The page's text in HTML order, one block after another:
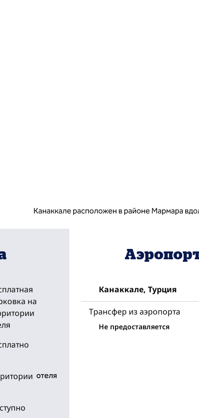
Канаккале расположен в районе Мармара
на
отеля
Канаккале, Турция
Трансфер из аэропорта
Не предоставляется